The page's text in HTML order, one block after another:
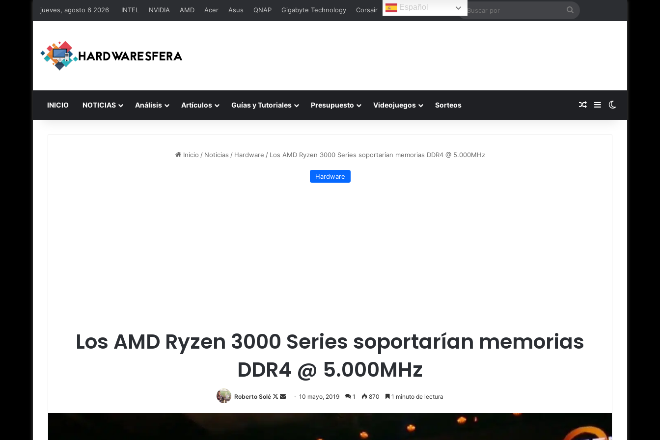
jueves, agosto 6 2026 INTEL NVIDIA AMD Acer Asus QNAP Gigabyte Technology Corsair Español
Buscar
INICIO NOTICIAS Análisis Artículos Guías y Tutoriales Presupuesto Videojuegos Sorteos Publicación al azar
Barra lateral
Inicio / Noticias / Hardware / Los AMD Ryzen 3000 Series soportarían memorias DDR4 @ 5.000MHz
Hardware
Los AMD Ryzen 3000 Series soportarían memorias
DDR4 @ 5.000MHz
Roberto Solé
F
10 mayo, 2019 1 870 1 minuto de lectura